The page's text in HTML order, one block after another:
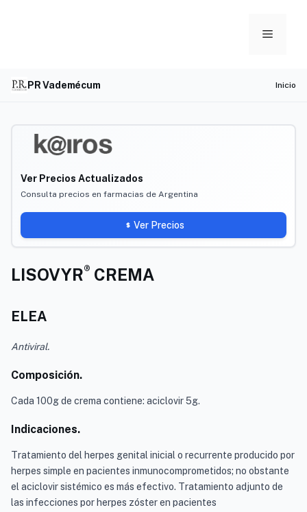
Menu
PR Vademécum Inicio
Ver Precios Actualizados
Consulta precios en farmacias de Argentina
Ver Precios
LISOVYR® CREMA
ELEA
Antiviral.
Composición.
Cada 100g de crema contiene: aciclovir 5g.
Indicaciones.
Tratamiento del herpes genital inicial o recurrente producido por
herpes simple en pacientes inmunocomprometidos; no obstante
el aciclovir sistémico es más efectivo. Tratamiento adjunto de
las infecciones por herpes zóster en pacientes